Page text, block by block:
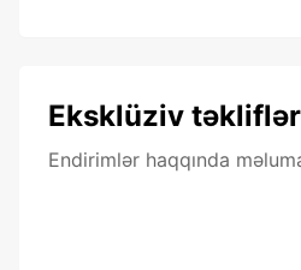
Eksklüziv təkliflər
Endirimlər haqqında